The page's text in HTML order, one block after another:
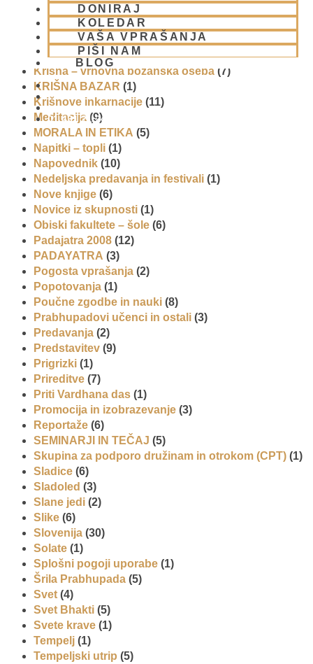
DONIRAJ
KOLEDAR
VAŠA VPRAŠANJA
PIŠI NAM
BLOG
01 431 21 24
Iskcon po svetu(2)
Jatra Javornik 2008 (1)
Juhe(4)
Karma, reinkarnacija in bhakti(8)
Krišna – vrhovna božanska oseba (7)
KRIŠNA BAZAR (1)
Krišnove inkarnacije (11)
Meditacija (9)
MORALA IN ETIKA (5)
Napitki – topli (1)
Napovednik (10)
Nedeljska predavanja in festivali (1)
Nove knjige (6)
Novice iz skupnosti (1)
Obiski fakultete – šole (6)
Padajatra 2008 (12)
PADAYATRA (3)
Pogosta vprašanja (2)
Popotovanja (1)
Poučne zgodbe in nauki (8)
Prabhupadovi učenci in ostali (3)
Predavanja (2)
Predstavitev (9)
Prigrizki (1)
Prireditve (7)
Priti Vardhana das (1)
Promocija in izobrazevanje (3)
Reportaže (6)
SEMINARJI IN TEČAJ (5)
Skupina za podporo družinam in otrokom (CPT) (1)
Sladice (6)
Sladoled (3)
Slane jedi (2)
Slike (6)
Slovenija (30)
Solate (1)
Splošni pogoji uporabe (1)
Šrila Prabhupada (5)
Svet (4)
Svet Bhakti (5)
Svete krave (1)
Tempelj (1)
Tempeljski utrip (5)